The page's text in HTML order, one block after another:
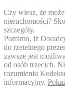
Czy wiesz, że
nieruchomości?
szczegóły.
Pomimo, iż
do rzetelnego
zawsze jest
od osób trzecich.
rozumieniu
informacyjny.